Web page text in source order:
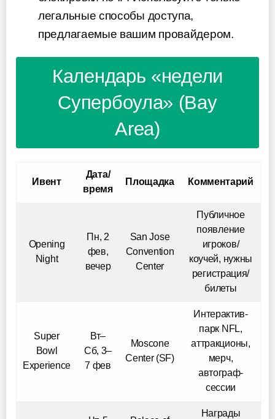
легальные способы доступа,
предлагаемые вашим провайдером.
Календарь «недели
Супербоула» (Bay
Area)
Ивент
Дата/
время
Площадка Комментарий
Opening
Night
Пн, 2
фев,
вечер
San Jose
Convention
Center
Публичное
появление
игроков/
коучей, нужны
регистрация/
билеты
Super
Bowl
Experience
Вт–
Сб, 3–
7 фев
Moscone
Center (SF)
Интерактив-
парк NFL,
аттракционы,
мерч,
автограф-
сессии
Награды